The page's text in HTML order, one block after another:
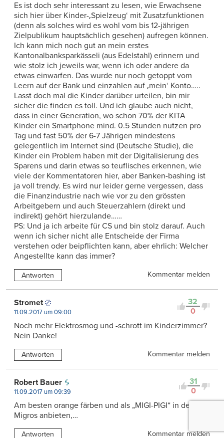
Es ist doch sehr interessant zu lesen, wie Erwachsene
sich hier über Kinder-‚Spielzeug‘ mit Zusatzfunktionen
(denn als solches wird es wohl vom bis 12-jährigen
Zielpublikum hauptsächlich gesehen) aufregen können.
Ich kann mich noch gut an mein erstes
Kantonalbanksparkässeli (aus Edelstahl) erinnern und
wie stolz ich jeweils war, wenn ich oder andere da
etwas einwarfen. Das wurde nur noch getoppt vom
Leern auf der Bank und einzahlen auf ‚mein‘ Konto…..
Lasst doch mal die Kinder darüber urteilen, bin mir
sicher die finden es toll. Und ich glaube auch nicht,
dass in einer Generation, wo schon 70% der KITA
Kinder ein Smartphone mind. 0.5 Stunden nutzen pro
Tag und fast 50% der 6-7 Jährigen mindestens
gelegentlich im Internet sind (Deutsche Studie), die
Kinder ein Problem haben mit der Digitalisierung des
Sparens und darin etwas so teuflisches erkennen, wie
viele der Kommentatoren hier, aber Banken-bashing ist
ja voll trendy. Es wird nur leider gerne vergessen, dass
die Finanzindustrie nach wie vor zu den grössten
Arbeitgebern und auch Steuerzahlern (direkt und
indirekt) gehört hierzulande……
PS: Und ja ich arbeite für CS und bin stolz darauf. Auch
wenn ich sicher nicht alle Entscheide der Firma
verstehen oder beipflichten kann, aber ehrlich: Welcher
Angestellte kann das immer?
Antworten Kommentar melden
32
0
Stromet
11.09.2017 um 09:00
Noch mehr Elektrosmog und -schrott im Kinderzimmer?
Nein Danke!
Antworten Kommentar melden
31
0
Robert Bauer
11.09.2017 um 09:39
Am besten orange färben und als „MIGI-PIGI“ in der
Migros anbieten,…
Antworten Kommentar melden